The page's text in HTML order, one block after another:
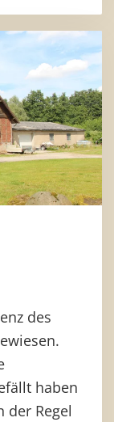
des
haben
der Regel